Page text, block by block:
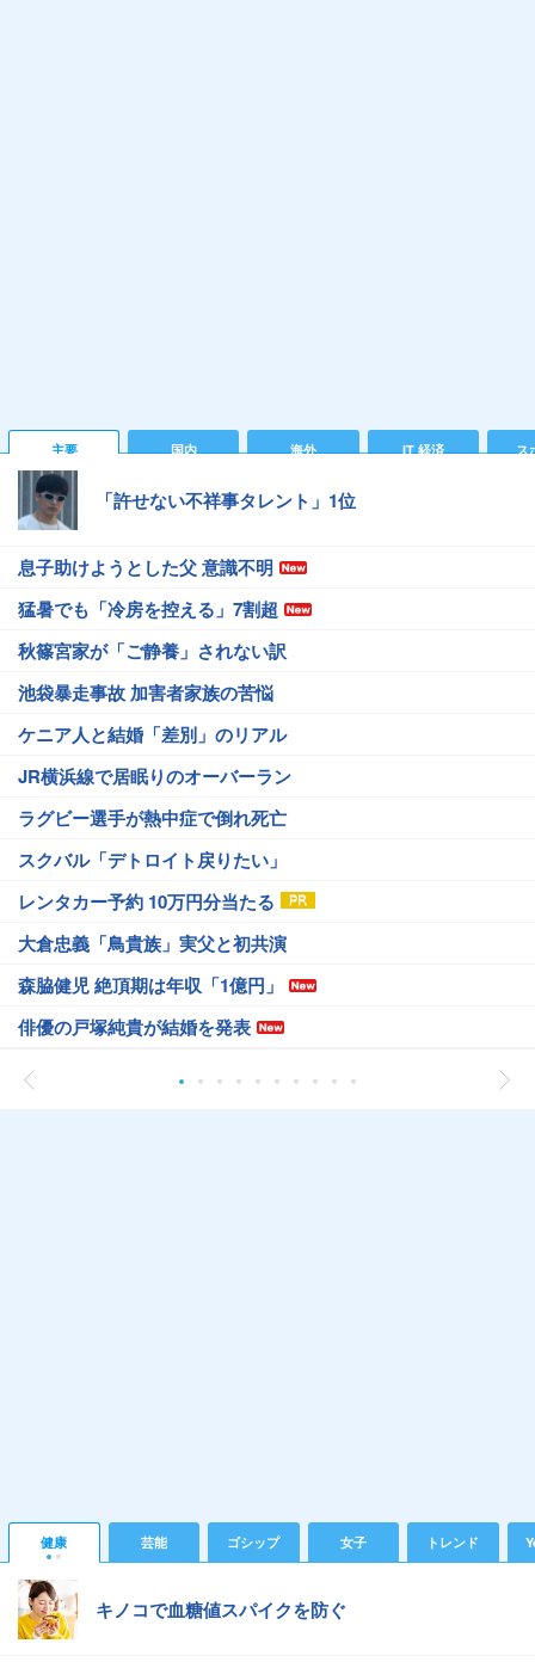
主要 国内 海外 IT 経済 ス
「許せない不祥事タレント」1位
息子助けようとした父 意識不明
猛暑でも「冷房を控える」7割超
秋篠宮家が「ご静養」されない訳
池袋暴走事故 加害者家族の苦悩
ケニア人と結婚「差別」のリアル
JR横浜線で居眠りのオーバーラン
ラグビー選手が熱中症で倒れ死亡
スクバル「デトロイト戻りたい」
レンタカー予約 10万円分当たる
大倉忠義「鳥貴族」実父と初共演
森脇健児 絶頂期は年収「1億円」
俳優の戸塚純貴が結婚を発表
健康 芸能 ゴシップ 女子 トレンド
キノコで血糖値スパイクを防ぐ